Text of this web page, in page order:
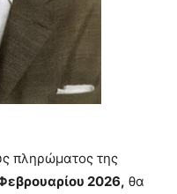
πληρώματος της
2026, θα